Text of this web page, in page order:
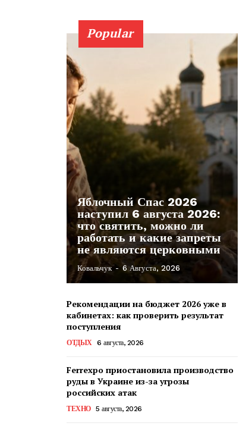
Popular
Яблочный Спас 2026
наступил 6 августа 2026:
что святить, можно ли
работать и какие запреты
не являются церковными
Ковальчук - 6 Августа, 2026
Рекомендации на бюджет 2026 уже в
кабинетах: как проверить результат
поступления
ОТДЫХ 6 августа, 2026
Ferrexpo приостановила производство
руды в Украине из-за угрозы
российских атак
ТЕХНО 5 августа, 2026